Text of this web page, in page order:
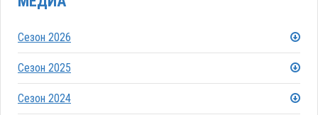
Сезон 2026
Сезон 2025
Сезон 2024